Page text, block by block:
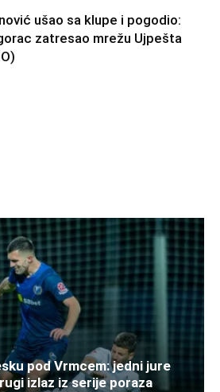
ušao sa klupe i pogodio:
zatresao mrežu Ujpešta
pod Vrmcem: jedni jure
izlaz iz serije poraza